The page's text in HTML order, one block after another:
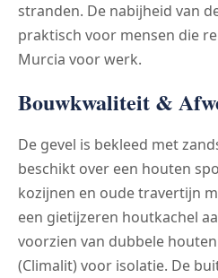
stranden. De nabijheid van
praktisch voor mensen die
Murcia voor werk.
Bouwkwaliteit &
De gevel is bekleed met
beschikt over een houten
kozijnen en oude travertijn
een gietijzeren houtkachel
voorzien van dubbele
(Climalit) voor isolatie. De